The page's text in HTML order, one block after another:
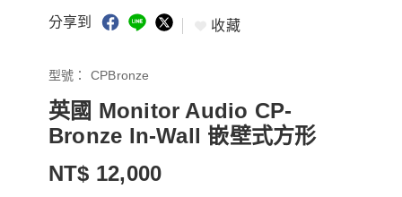
分享到 收藏
型號： CPBronze
英國 Monitor Audio CP-
Bronze In-Wall 嵌壁式方形
NT$ 12,000